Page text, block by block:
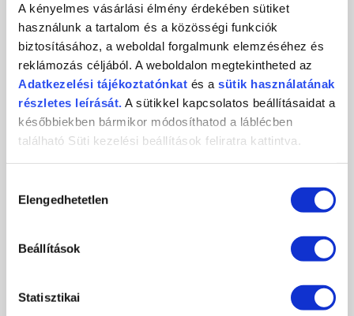
A kényelmes vásárlási élmény érdekében sütiket
használunk a tartalom és a közösségi funkciók
biztosításához, a weboldal forgalmunk elemzéséhez és
reklámozás céljából. A weboldalon megtekintheted az
Adatkezelési tájékoztatónkat és a sütik használatának
részletes leírását. A sütikkel kapcsolatos beállításaidat a
későbbiekben bármikor módosíthatod a láblécben
található Süti kezelési beállítások feliratra kattintva.
kiválasztása
Elengedhetetlen
Beállítások
Statisztikai
VISSZA TOVÁBBIAK
KAPCSOLÓDÓ FRISS MŰKÖRÖM
HÍREK
SOCIAL MEDIA SUMMER KÖRÖMVERSENY